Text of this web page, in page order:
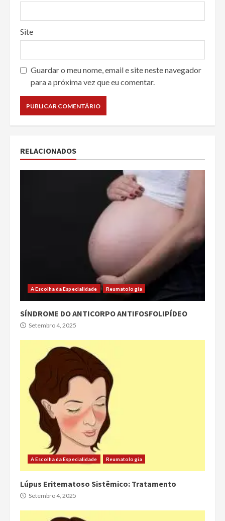
Site
Guardar o meu nome, email e site neste navegador
para a próxima vez que eu comentar.
RELACIONADOS
A Escolha da Especialidade Reumatologia
SÍNDROME DO ANTICORPO ANTIFOSFOLIPÍDEO
Setembro 4, 2025
A Escolha da Especialidade Reumatologia
Lúpus Eritematoso Sistêmico: Tratamento
Setembro 4, 2025